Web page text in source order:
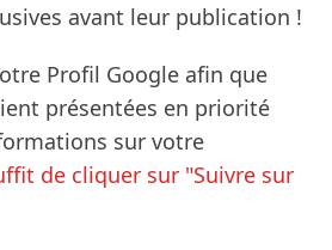
avant leur publication !
Profil Google afin que
présentées en priorité
sur votre
de cliquer sur "Suivre sur